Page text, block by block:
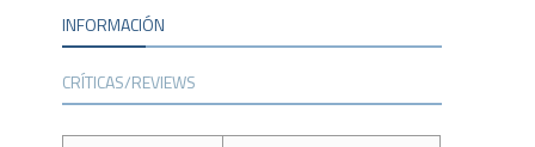
INFORMACIÓN
CRÍTICAS/REVIEWS